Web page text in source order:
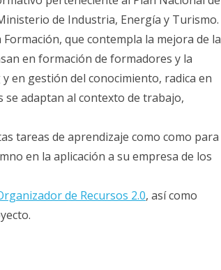
de Industria, Energía y Turismo.
que contempla la mejora de la
en formación de formadores y la
y en gestión del conocimiento, radica en
se adaptan al contexto de trabajo,
tareas de aprendizaje como como para
en la aplicación a su empresa de los
de Recursos 2.0, así como